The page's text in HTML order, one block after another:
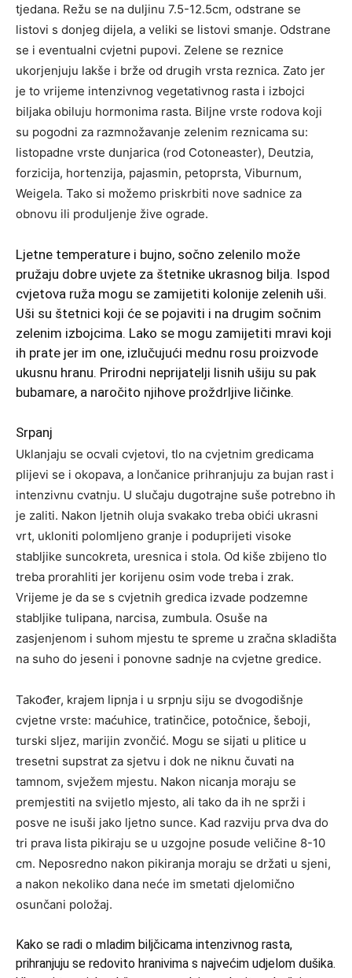
tjedana. Režu se na duljinu 7.5-12.5cm, odstrane se
listovi s donjeg dijela, a veliki se listovi smanje. Odstrane
se i eventualni cvjetni pupovi. Zelene se reznice
ukorjenjuju lakše i brže od drugih vrsta reznica. Zato jer
je to vrijeme intenzivnog vegetativnog rasta i izbojci
biljaka obiluju hormonima rasta. Biljne vrste rodova koji
su pogodni za razmnožavanje zelenim reznicama su:
listopadne vrste dunjarica (rod Cotoneaster), Deutzia,
forzicija, hortenzija, pajasmin, petoprsta, Viburnum,
Weigela. Tako si možemo priskrbiti nove sadnice za
obnovu ili produljenje žive ograde.
Ljetne temperature i bujno, sočno zelenilo može
pružaju dobre uvjete za štetnike ukrasnog bilja. Ispod
cvjetova ruža mogu se zamijetiti kolonije zelenih uši.
Uši su štetnici koji će se pojaviti i na drugim sočnim
zelenim izbojcima. Lako se mogu zamijetiti mravi koji
ih prate jer im one, izlučujući mednu rosu proizvode
ukusnu hranu. Prirodni neprijatelji lisnih ušiju su pak
bubamare, a naročito njihove proždrljive ličinke.
Srpanj
Uklanjaju se ocvali cvjetovi, tlo na cvjetnim gredicama
plijevi se i okopava, a lončanice prihranjuju za bujan rast i
intenzivnu cvatnju. U slučaju dugotrajne suše potrebno ih
je zaliti. Nakon ljetnih oluja svakako treba obići ukrasni
vrt, ukloniti polomljeno granje i poduprijeti visoke
stabljike suncokreta, uresnica i stola. Od kiše zbijeno tlo
treba prorahliti jer korijenu osim vode treba i zrak.
Vrijeme je da se s cvjetnih gredica izvade podzemne
stabljike tulipana, narcisa, zumbula. Osuše na
zasjenjenom i suhom mjestu te spreme u zračna skladišta
na suho do jeseni i ponovne sadnje na cvjetne gredice.
Također, krajem lipnja i u srpnju siju se dvogodišnje
cvjetne vrste: maćuhice, tratinčice, potočnice, šeboji,
turski sljez, marijin zvončić. Mogu se sijati u plitice u
tresetni supstrat za sjetvu i dok ne niknu čuvati na
tamnom, svježem mjestu. Nakon nicanja moraju se
premjestiti na svijetlo mjesto, ali tako da ih ne sprži i
posve ne isuši jako ljetno sunce. Kad razviju prva dva do
tri prava lista pikiraju se u uzgojne posude veličine 8-10
cm. Neposredno nakon pikiranja moraju se držati u sjeni,
a nakon nekoliko dana neće im smetati djelomično
osunčani položaj.
Kako se radi o mladim biljčicama intenzivnog rasta,
prihranjuju se redovito hranivima s najvećim udjelom dušika.